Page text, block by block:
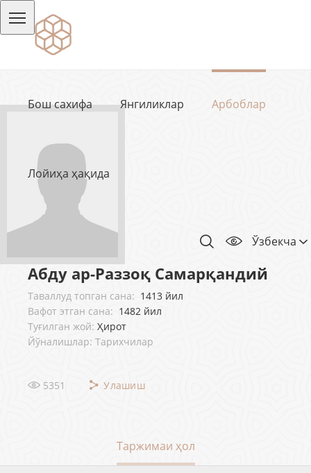
Бош сахифа Янгиликлар Арбоблар
Лойиҳа ҳақида
Ўзбекча
Абду ар-Раззоқ Самарқандий
Таваллуд топган сана: 1413 йил
Вафот этган сана: 1482 йил
Туғилган жой: Ҳирот
Йўналишлар: Тарихчилар
5351 Улашиш
Таржимаи ҳол